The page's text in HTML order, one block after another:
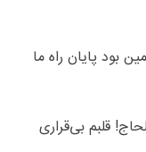
بود پایان راه ما
قلبم بی‌قراری